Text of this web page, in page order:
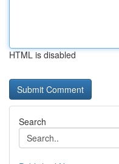
HTML is disabled
Search